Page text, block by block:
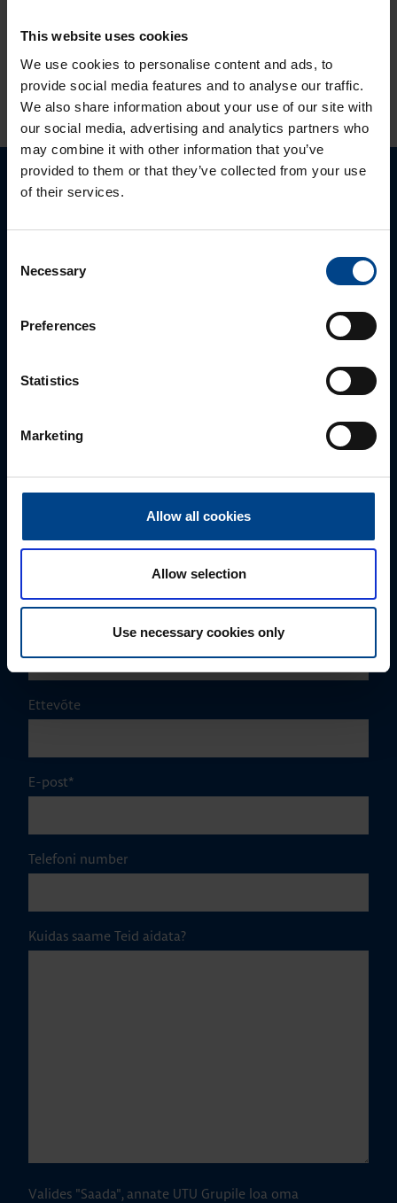
This website uses cookies
We use cookies to personalise content and ads, to
provide social media features and to analyse our traffic.
We also share information about your use of our site with
our social media, advertising and analytics partners who
may combine it with other information that you’ve
provided to them or that they’ve collected from your use
of their services.
Selection
Necessary
Preferences
Statistics
Marketing
Allow all cookies
Allow selection
Use necessary cookies only
HINNANGUD JA MÄRGISTUSED
Palun võtke meiega ühendust
Mark Milvek
+372 56560000
Eesnimi*
Perekonnanimi*
Ettevõte
E-post*
Telefoni number
Kuidas saame Teid aidata?
Valides "Saada", annate UTU Grupile loa oma